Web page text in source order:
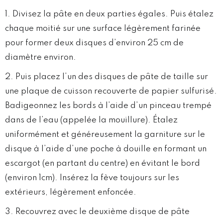
Divisez la pâte en deux parties égales. Puis étalez
chaque moitié sur une surface légèrement farinée
pour former deux disques d’environ 25 cm de
diamètre environ.
Puis placez l’un des disques de pâte de taille sur
une plaque de cuisson recouverte de papier sulfurisé.
Badigeonnez les bords à l’aide d’un pinceau trempé
dans de l’eau (appelée la mouillure). Étalez
uniformément et généreusement la garniture sur le
disque à l’aide d’une poche à douille en formant un
escargot (en partant du centre) en évitant le bord
(environ 1cm). Insérez la fève toujours sur les
extérieurs, légèrement enfoncée.
Recouvrez avec le deuxième disque de pâte